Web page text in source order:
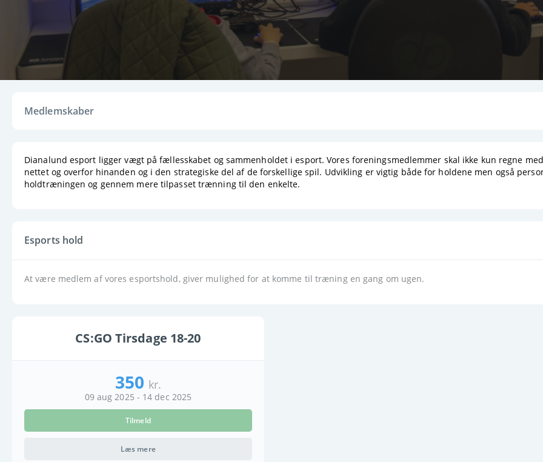
Medlemskaber
Dianalund esport ligger vægt på fællesskabet og sammenholdet i esport. Vores foreningsmedlemmer skal ikke kun regne
nettet og overfor hinanden og i den strategiske del af de forskellige spil. Udvikling er vigtig både for holdene men også
holdtræningen og gennem mere tilpasset trænning til den enkelte.
Esports hold
At være medlem af vores esportshold, giver mulighed for at komme til træning en gang om ugen.
CS:GO Tirsdage 18-20
350 kr.
09 aug 2025 - 14 dec 2025
Tilmeld
Læs mere